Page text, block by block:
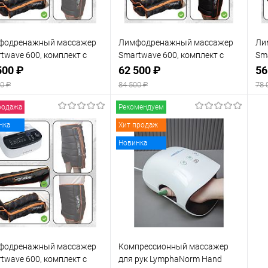
массажер
600, комплект с
для ног, манжетой
и манжетой-шорты
₽
₽
В корзину
В избранное Под заказ
Лимфодренажный массажер
Smartwave 600, комплект с
манжетами для ног, манжетой
для руки и манжетой для
талии
62 500 ₽
84 500 ₽
В корзину
В избранное В наличии
78
массажер
600, комплект с
Рекомендуем
Хит продаж
Новинка
Компрессионный массажер
для рук LymphaNorm Hand